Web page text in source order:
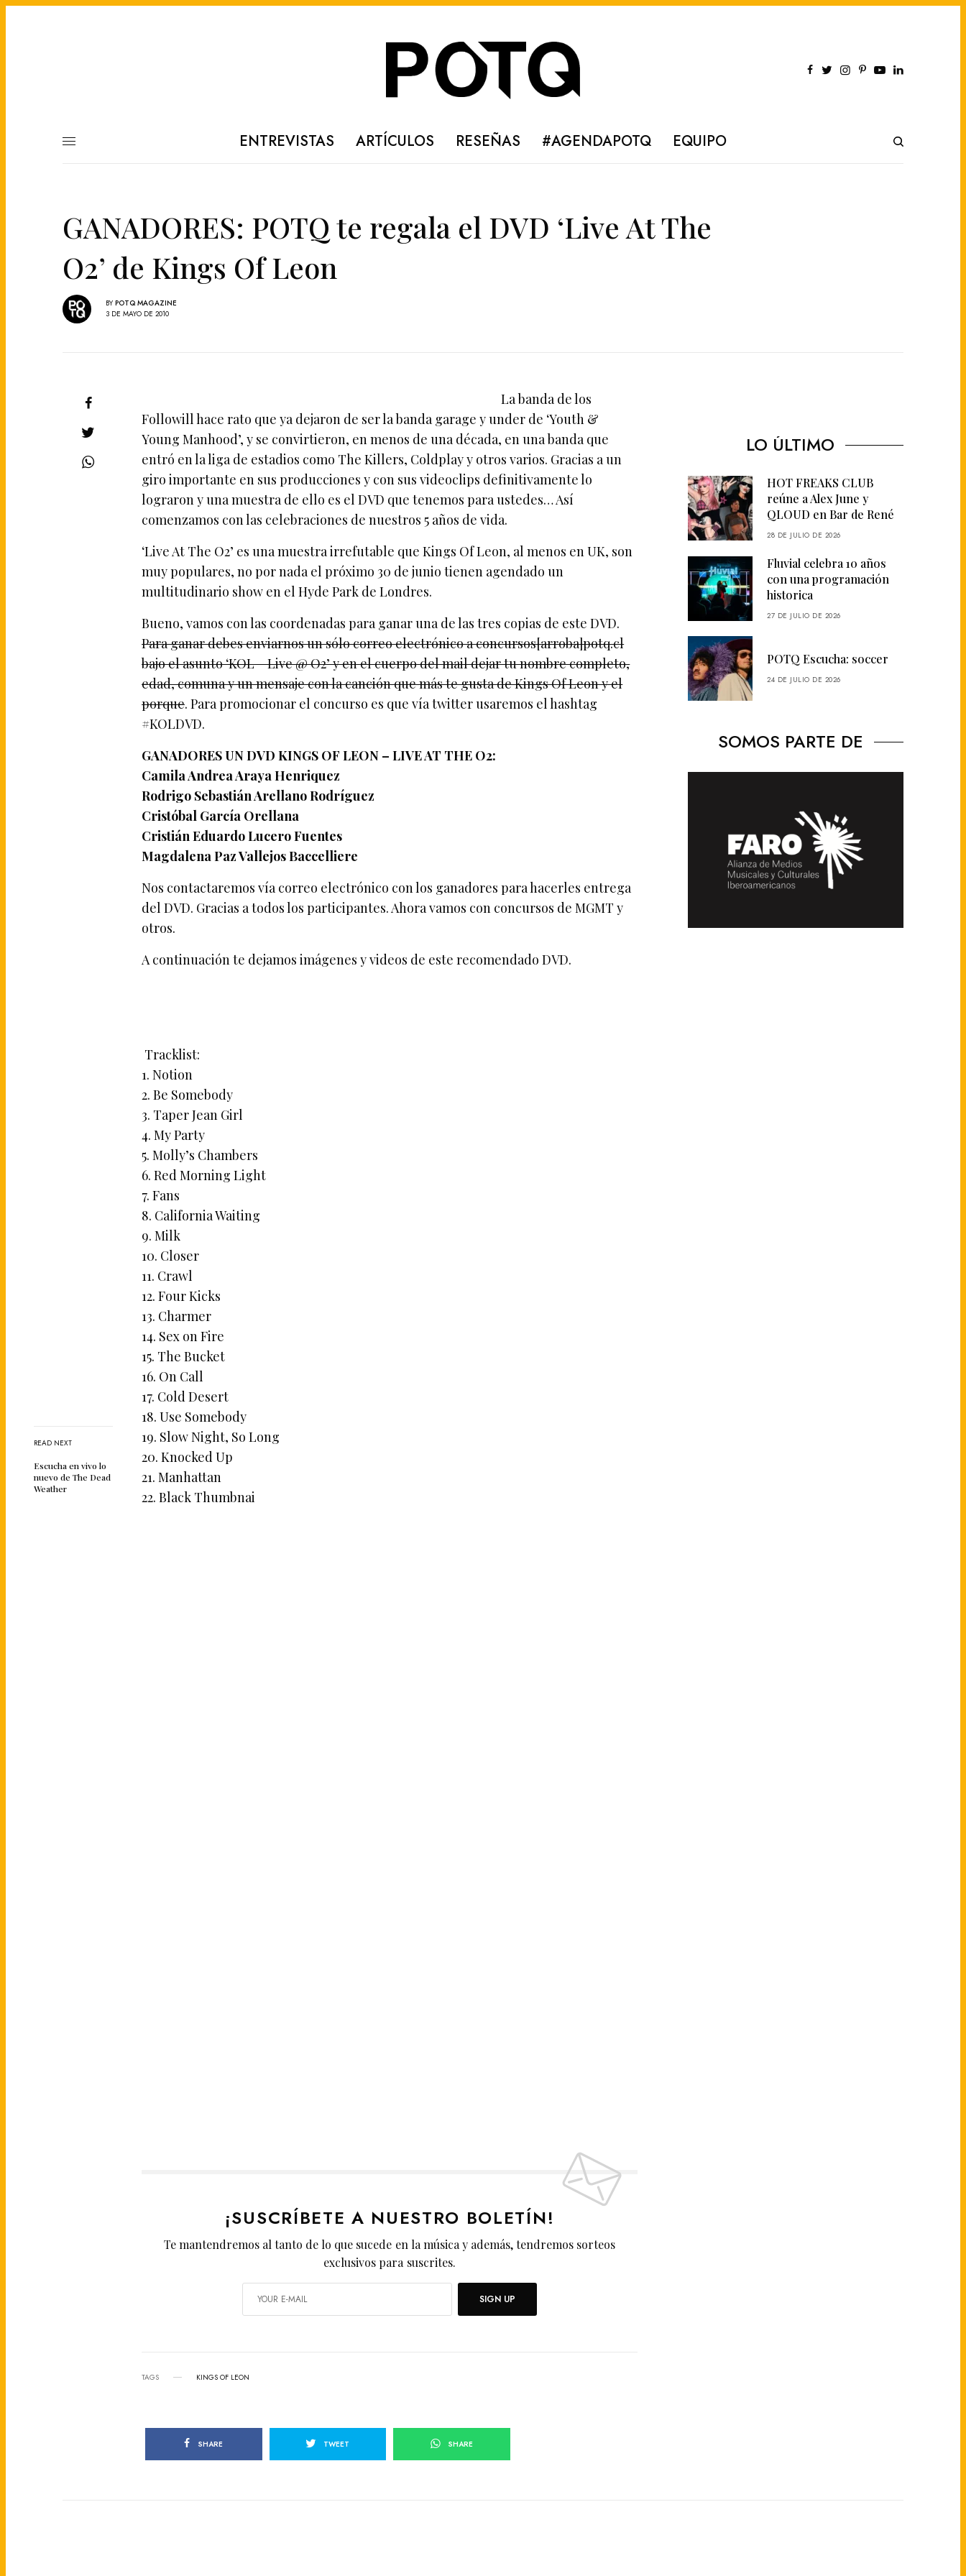
ENTREVISTAS ARTÍCULOS RESEÑAS #AGENDAPOTQ EQUIPO
GANADORES: POTQ te regala el DVD ‘Live At The
O2’ de Kings Of Leon
BY POTQ MAGAZINE
3 DE MAYO DE 2010
READ NEXT
Escucha en vivo lo
nuevo de The Dead
Weather
La banda de los
Followill hace rato que ya dejaron de ser la banda garage y under de ‘Youth &
Young Manhood’, y se convirtieron, en menos de una década, en una banda que
entró en la liga de estadios como The Killers, Coldplay y otros varios. Gracias a un
giro importante en sus producciones y con sus videoclips definitivamente lo
lograron y una muestra de ello es el DVD que tenemos para ustedes… Así
comenzamos con las celebraciones de nuestros 5 años de vida.
‘Live At The O2’ es una muestra irrefutable que Kings Of Leon, al menos en UK, son
muy populares, no por nada el próximo 30 de junio tienen agendado un
multitudinario show en el Hyde Park de Londres.
Bueno, vamos con las coordenadas para ganar una de las tres copias de este DVD.
Para ganar debes enviarnos un sólo correo electrónico a concursos[arroba]potq.cl
bajo el asunto ‘KOL – Live @ O2’ y en el cuerpo del mail dejar tu nombre completo,
edad, comuna y un mensaje con la canción que más te gusta de Kings Of Leon y el
porque. Para promocionar el concurso es que vía twitter usaremos el hashtag
#KOLDVD.
GANADORES UN DVD KINGS OF LEON – LIVE AT THE O2:
Camila Andrea Araya Henriquez
Rodrigo Sebastián Arellano Rodríguez
Cristóbal García Orellana
Cristián Eduardo Lucero Fuentes
Magdalena Paz Vallejos Baccelliere
Nos contactaremos vía correo electrónico con los ganadores para hacerles entrega
del DVD. Gracias a todos los participantes. Ahora vamos con concursos de MGMT y
otros.
A continuación te dejamos imágenes y videos de este recomendado DVD.
Tracklist:
1. Notion
2. Be Somebody
3. Taper Jean Girl
4. My Party
5. Molly’s Chambers
6. Red Morning Light
7. Fans
8. California Waiting
9. Milk
10. Closer
11. Crawl
12. Four Kicks
13. Charmer
14. Sex on Fire
15. The Bucket
16. On Call
17. Cold Desert
18. Use Somebody
19. Slow Night, So Long
20. Knocked Up
21. Manhattan
22. Black Thumbnai
¡SUSCRÍBETE A NUESTRO BOLETÍN!
Te mantendremos al tanto de lo que sucede en la música y además, tendremos sorteos
exclusivos para suscrites.
SIGN UP
TAGS KINGS OF LEON
SHARE TWEET SHARE
LO ÚLTIMO
HOT FREAKS CLUB
reúne a Alex June y
QLOUD en Bar de René
28 DE JULIO DE 2026
Fluvial celebra 10 años
con una programación
historica
27 DE JULIO DE 2026
POTQ Escucha: soccer
24 DE JULIO DE 2026
SOMOS PARTE DE